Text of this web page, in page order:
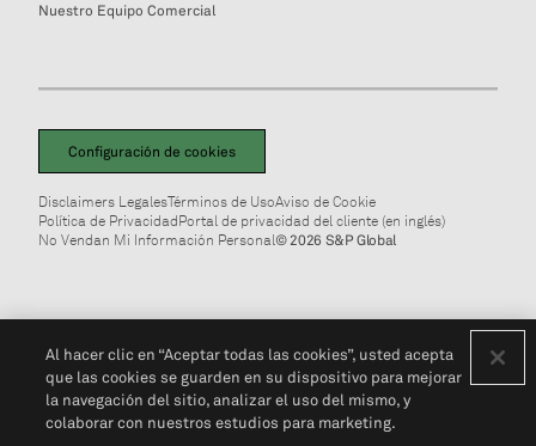
Nuestro Equipo Comercial
Configuración de cookies
Disclaimers LegalesTérminos de UsoAviso de Cookie
Política de PrivacidadPortal de privacidad del cliente (en inglés)
No Vendan Mi Información Personal© 2026 S&P Global
Al hacer clic en “Aceptar todas las cookies”, usted acepta
que las cookies se guarden en su dispositivo para mejorar
la navegación del sitio, analizar el uso del mismo, y
colaborar con nuestros estudios para marketing.